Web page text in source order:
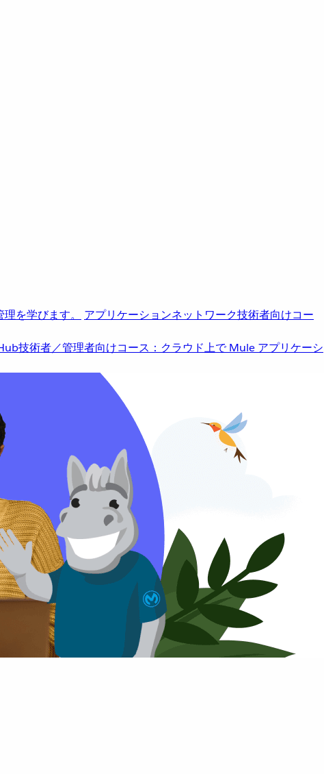
を学びます。 アプリケーションネットワーク技術者向けコー
技術者／管理者向けコース：クラウド上で Mule アプリケーシ